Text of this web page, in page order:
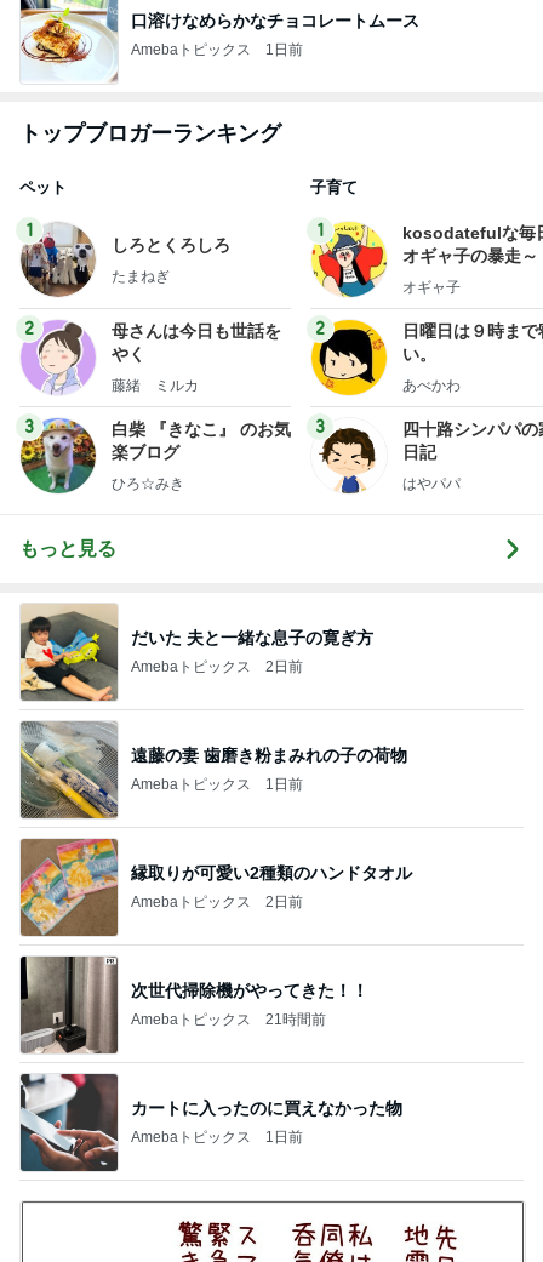
口溶けなめらかなチョコレートムース
Amebaトピックス 1日前
トップブロガーランキング
ペット
1
しろとくろしろ
たまねぎ
2
母さんは今日も世話を
やく
藤緒 ミルカ
3
白柴 『きなこ』 のお気
楽ブログ
ひろ☆みき
子育て
1
kosodatefulな毎
オギャ子の暴走～
オギャ子
2
日曜日は９時まで
い。
あべかわ
3
四十路シンパパの
日記
はやパパ
もっと見る
だいた 夫と一緒な息子の寛ぎ方
Amebaトピックス 2日前
遠藤の妻 歯磨き粉まみれの子の荷物
Amebaトピックス 1日前
縁取りが可愛い2種類のハンドタオル
Amebaトピックス 2日前
次世代掃除機がやってきた！！
Amebaトピックス 21時間前
カートに入ったのに買えなかった物
Amebaトピックス 1日前